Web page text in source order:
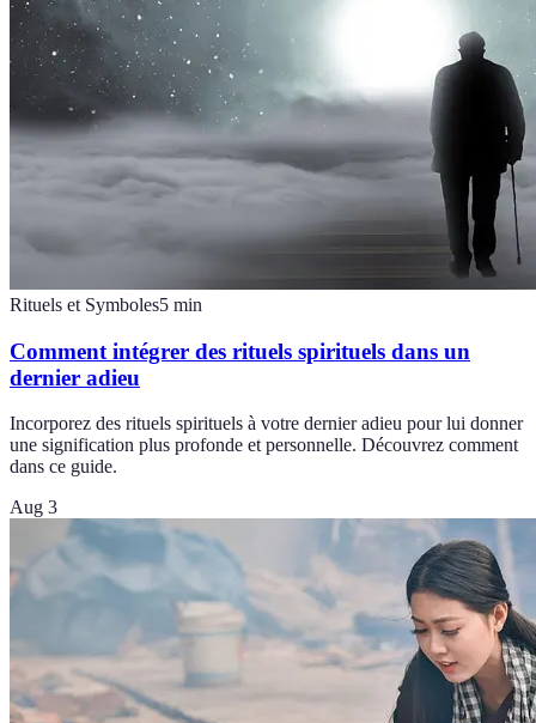
Rituels et Symboles5 min
Comment intégrer des rituels spirituels dans un
dernier adieu
Incorporez des rituels spirituels à votre dernier adieu pour lui donner
une signification plus profonde et personnelle. Découvrez comment
dans ce guide.
Aug 3